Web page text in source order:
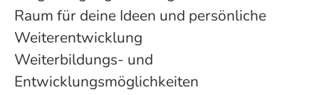
Raum für deine Ideen und persönliche
Weiterentwicklung
Weiterbildungs- und
Entwicklungsmöglichkeiten